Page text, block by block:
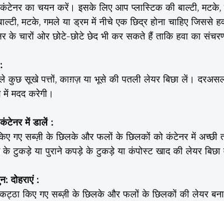
का चयन करें। इसके लिए आप प्लास्टिक की बाल्टी, मटके,
मटके, गमले या ड्रम में नीचे एक छिद्र होना चाहिए जिससे
के चारों ओर छोटे-छोटे छेद भी कर सकते हैं ताकि हवा का
सूखे पत्तों, काग़ज़ या भूसे की पतली लेयर बिछा लें।
में मदद करेगी।
में डालें :
गए सब्ज़ी के छिलके और फलों के छिलकों को कंटेनर में
के टुकड़े या पुराने कपड़े के टुकड़े या कंपोस्ट खाद की लेयर बिछा
दोहराएं :
किए गए सब्ज़ी के छिलके और फलों के छिलकों की लेयर